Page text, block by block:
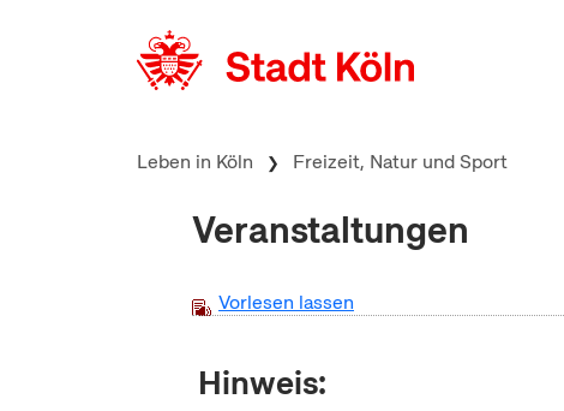
Leben in Köln Freizeit, Natur und Sport
Veranstaltungen
Vorlesen lassen
Hinweis: